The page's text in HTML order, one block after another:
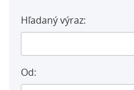
Hľadaný výraz:
Od: